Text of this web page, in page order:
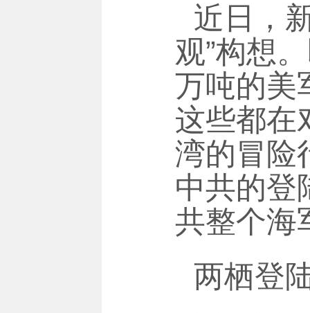
近日，
观”构想
万吨的美
这些都在
湾的冒险
中共的登
共整个海
两栖登